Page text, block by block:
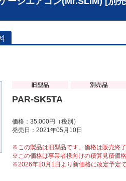
PAR-SK5TA
価格：35,000円（税別）
発売日：2021年05月10日
※この製品は旧型品です。価格は販売終
※この価格は事業者様向けの積算見積価
※2026年10月1日より新価格に改定予定